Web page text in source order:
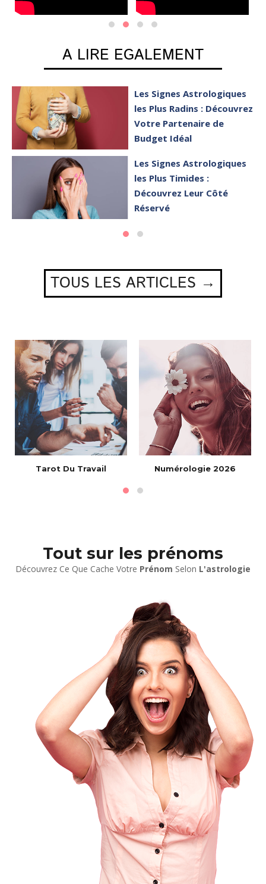
A LIRE EGALEMENT
Les Signes Astrologiques
les Plus Radins : Découvrez
Votre Partenaire de
Budget Idéal
Les Signes Astrologiques
les Plus Timides :
Découvrez Leur Côté
Réservé
TOUS LES ARTICLES →
Tarot Du Travail Numérologie 2026
Tout sur les prénoms
Découvrez Ce Que Cache Votre Prénom Selon L'astrologie